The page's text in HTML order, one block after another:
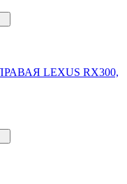
LEXUS RX300,